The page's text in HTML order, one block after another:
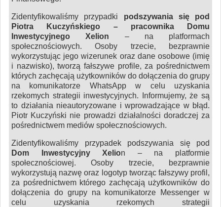
Zidentyfikowaliśmy przypadki podszywania się pod
Piotra Kuczyńskiego – pracownika Domu
Inwestycyjnego Xelion – na platformach
społecznościowych. Osoby trzecie, bezprawnie
wykorzystując jego wizerunek oraz dane osobowe (imię
i nazwisko), tworzą fałszywe profile, za pośrednictwem
których zachęcają użytkowników do dołączenia do grupy
na komunikatorze WhatsApp w celu uzyskania
rzekomych strategii inwestycyjnych. Informujemy, że są
to działania nieautoryzowane i wprowadzające w błąd.
Piotr Kuczyński nie prowadzi działalności doradczej za
pośrednictwem mediów społecznościowych.
Zidentyfikowaliśmy przypadek podszywania się pod
Dom Inwestycyjny Xelion – na platformie
społecznościowej. Osoby trzecie, bezprawnie
wykorzystują nazwę oraz logotyp tworząc fałszywy profil,
za pośrednictwem którego zachęcają użytkowników do
dołączenia do grupy na komunikatorze Messenger w
celu uzyskania rzekomych strategii